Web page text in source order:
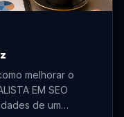
melhorar o
EM SEO
de um